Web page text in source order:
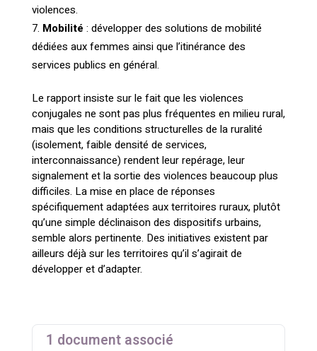
violences.
Mobilité : développer des solutions de mobilité
dédiées aux femmes ainsi que l’itinérance des
services publics en général.
Le rapport insiste sur le fait que les violences
conjugales ne sont pas plus fréquentes en milieu rural,
mais que les conditions structurelles de la ruralité
(isolement, faible densité de services,
interconnaissance) rendent leur repérage, leur
signalement et la sortie des violences beaucoup plus
difficiles. La mise en place de réponses
spécifiquement adaptées aux territoires ruraux, plutôt
qu’une simple déclinaison des dispositifs urbains,
semble alors pertinente. Des initiatives existent par
ailleurs déjà sur les territoires qu’il s’agirait de
développer et d’adapter.
1 document associé